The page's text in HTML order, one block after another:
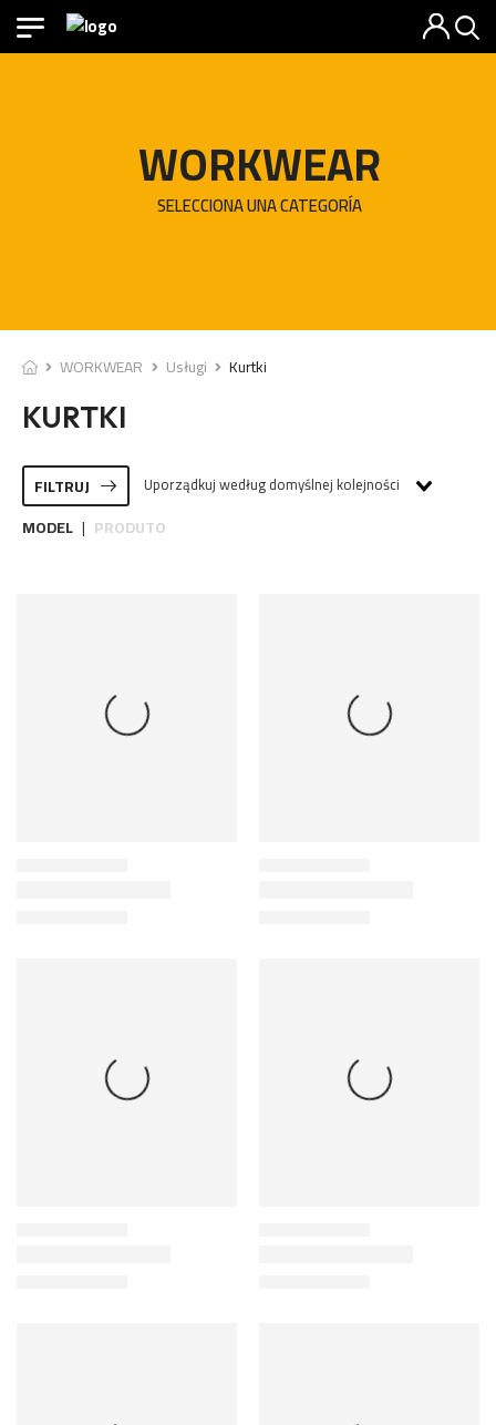
WORKWEAR
SELECCIONA UNA CATEGORÍA
WORKWEAR Usługi Kurtki
KURTKI
FILTRUJ Uporządkuj według domyślnej kolejności
MODEL | PRODUTO